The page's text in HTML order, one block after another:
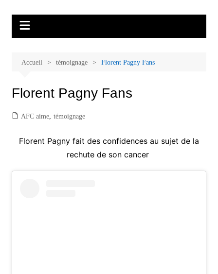
contenu
Malades et proches, Vivre avec et
après le cancer
thérapeutique, sophrologie, sport adapté, art thérapie, musico thérapie…
Accueil témoignage Florent Pagny Fans
Florent Pagny Fans
AFC aime, témoignage
Florent Pagny fait des confidences au sujet de la
rechute de son cancer